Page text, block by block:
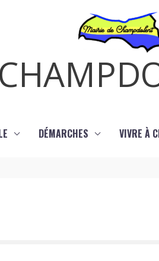
DÉMARCHES VIVRE À